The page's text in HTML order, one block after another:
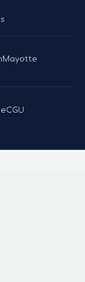
Mayotte
CGU